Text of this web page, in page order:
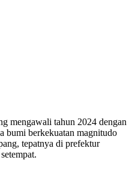
mengawali tahun 2024 dengan
bumi berkekuatan magnitudo
tepatnya di prefektur